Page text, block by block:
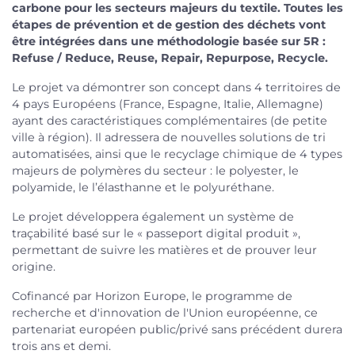
carbone pour les secteurs majeurs du textile. Toutes les
étapes de prévention et de gestion des déchets vont
être intégrées dans une méthodologie basée sur 5R :
Refuse / Reduce, Reuse, Repair, Repurpose, Recycle.
Le projet va démontrer son concept dans 4 territoires de
4 pays Européens (France, Espagne, Italie, Allemagne)
ayant des caractéristiques complémentaires (de petite
ville à région). Il adressera de nouvelles solutions de tri
automatisées, ainsi que le recyclage chimique de 4 types
majeurs de polymères du secteur : le polyester, le
polyamide, le l’élasthanne et le polyuréthane.
Le projet développera également un système de
traçabilité basé sur le « passeport digital produit »,
permettant de suivre les matières et de prouver leur
origine.
Cofinancé par Horizon Europe, le programme de
recherche et d'innovation de l'Union européenne, ce
partenariat européen public/privé sans précédent durera
trois ans et demi.